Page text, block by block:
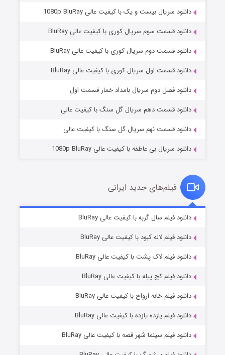
مردگان متحرک: شهر مرده ۳
قسمت۲ (زیرنویس) منتشر شد
قسمت۷ (زیرنویس) منتشر شد
دانلود سریال بیست و یک با کیفیت عالی 1080p BluRay
دانلود قسمت سوم سریال کوری با کیفیت عالی BluRay
دانلود قسمت دوم سریال کوری با کیفیت عالی BluRay
دانلود قسمت اول سریال کوری با کیفیت عالی BluRay
دانلود فصل دوم سریال بامداد خمار قسمت اول
دانلود قسمت دهم سریال گل سنگ با کیفیت عالی
دانلود قسمت نهم سریال گل سنگ با کیفیت عالی
دانلود سریال بی عاطفه با کیفیت عالی 1080p BluRay
فیلم‌های جدید ایرانی
دانلود فیلم سال گربه با کیفیت عالی BluRay
دانلود فیلم لاله کبود با کیفیت عالی BluRay
دانلود فیلم لاک پشت با کیفیت عالی BluRay
دانلود فیلم کج‌ پیله با کیفیت عالی BluRay
دانلود فیلم خانه ارواح با کیفیت عالی BluRay
دانلود فیلم یازده یازده با کیفیت عالی BluRay
دانلود فیلم سینما شهر قصه با کیفیت عالی BluRay